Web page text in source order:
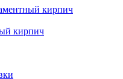
кирпич
кирпич